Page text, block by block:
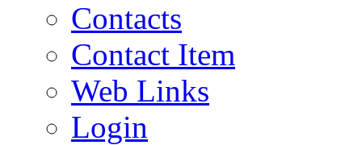
Contacts
Contact Item
Web Links
Login